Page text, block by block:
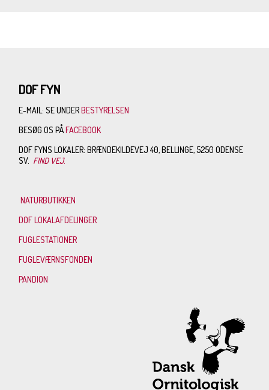
DOF FYN
E-MAIL: SE UNDERBESTYRELSEN
BESØG OS PÅFACEBOOK
DOF FYNS LOKALER: BRÆNDEKILDEVEJ 40, BELLINGE, 5250 ODENSE
SV. FIND VEJ.
NATURBUTIKKEN
DOF LOKALAFDELINGER
FUGLESTATIONER
FUGLEVÆRNSFONDEN
PANDION